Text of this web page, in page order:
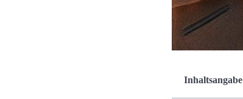
Inhaltsangabe